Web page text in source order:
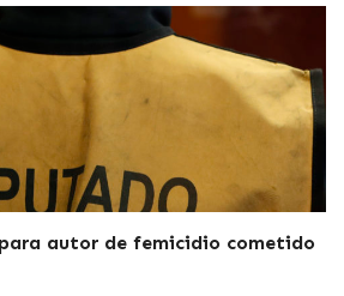
autor de femicidio cometido